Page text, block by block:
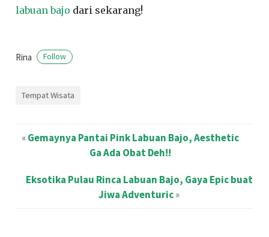
labuan bajo dari sekarang!
Rina Follow
Tempat Wisata
«Gemaynya Pantai Pink Labuan Bajo, Aesthetic
Ga Ada Obat Deh!!
Eksotika Pulau Rinca Labuan Bajo, Gaya Epic buat
Jiwa Adventuric»